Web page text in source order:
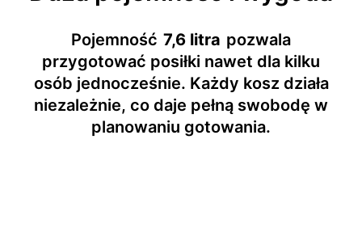
Pojemność 7,6 litra pozwala
przygotować posiłki nawet dla kilku
osób jednocześnie. Każdy kosz działa
niezależnie, co daje pełną swobodę w
planowaniu gotowania.